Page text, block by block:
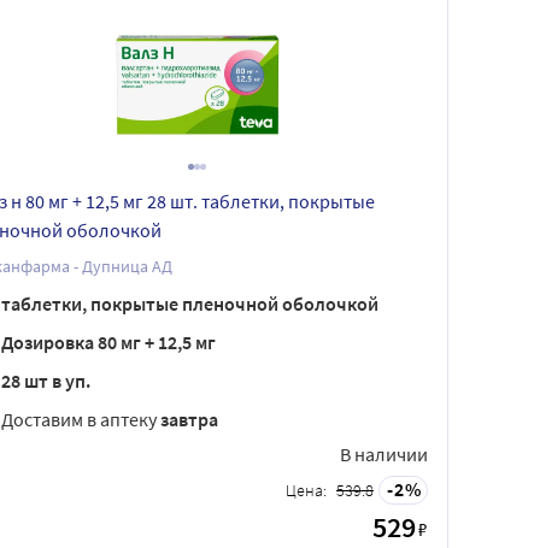
н 80 мг + 12,5 мг 28 шт. таблетки, покрытые
оболочкой
- Дупница АД
таблетки, покрытые пленочной оболочкой
Дозировка 80 мг + 12,5 мг
28 шт в уп.
Доставим в аптекузавтра
В наличии
Цена: 539.8 2
529₽